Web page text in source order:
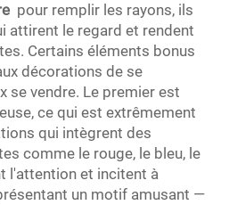
pour remplir les rayons, ils
attirent le regard et rendent
Certains éléments bonus
décorations de se
se vendre. Le premier est
ce qui est extrêmement
qui intègrent des
comme le rouge, le bleu, le
l'attention et incitent à
un motif amusant —